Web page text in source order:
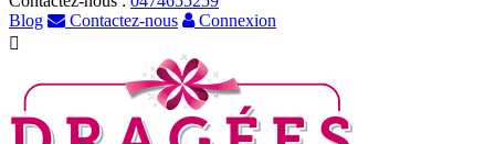
Blog
Contactez-nous
Connexion
